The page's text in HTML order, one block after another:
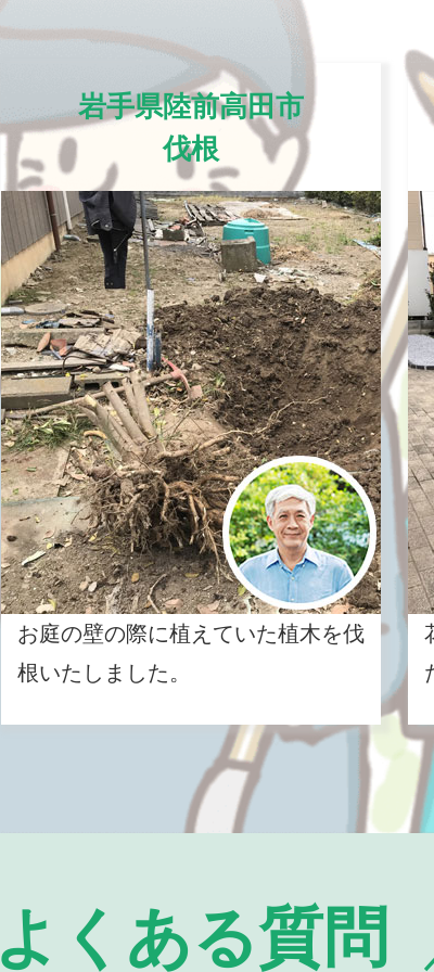
岩手県陸前高田市
伐根
お庭の壁の際に植えていた植木を伐
根いたしました。
よくある質問